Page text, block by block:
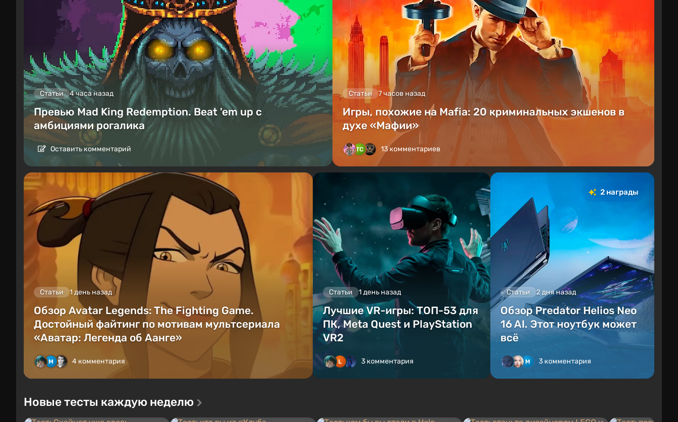
Статьи 4 часа назад
Превью Mad King Redemption. Beat 'em up с
амбициями рогалика
Оставить комментарий
Статьи 7 часов назад
Игры, похожие на Mafia: 20 криминальных экшенов в
духе «Мафии»
13 комментариев
Статьи 1 день назад
Обзор Avatar Legends: The Fighting Game.
Достойный файтинг по мотивам мультсериала
«Аватар: Легенда об Аанге»
4 комментария
Статьи 1 день назад
Лучшие VR-игры: ТОП-53 для
ПК, Meta Quest и PlayStation
VR2
3 комментария
2 награды
Статьи 2 дня назад
Обзор Predator Helios Neo
16 AI. Этот ноутбук может
всё
3 комментария
Новые тесты каждую неделю